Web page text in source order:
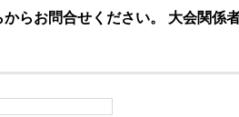
らお問合せください。 大会関係